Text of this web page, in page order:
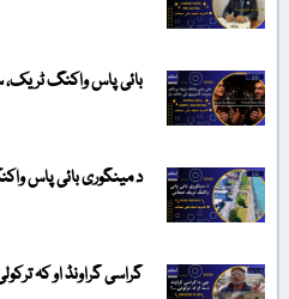
بائی پاس واکنگ ٹریک،
د مینگوری بائی پاس
گراسی گراونڈ او کہ